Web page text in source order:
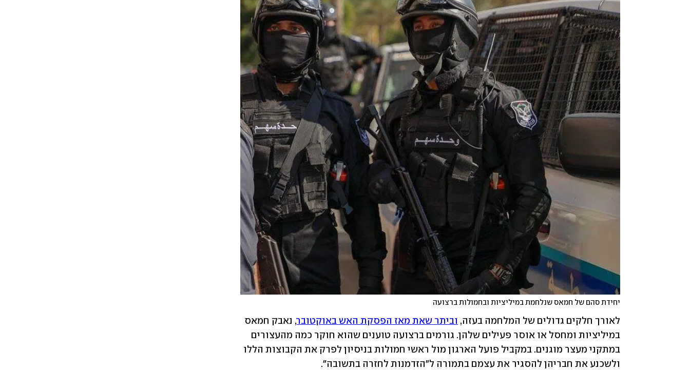
יחידת סהם של חמאס שנלחמת במיליציות ובחמולות ברצועה
לאורך חלקים גדולים של המלחמה בעזה, וביתר שאת מאז הפסקת האש באוקטובר
ולשכנע את חבריהן להסגיר את עצמם בתמורה ל"הזדמנות לחזרה בתשובה".